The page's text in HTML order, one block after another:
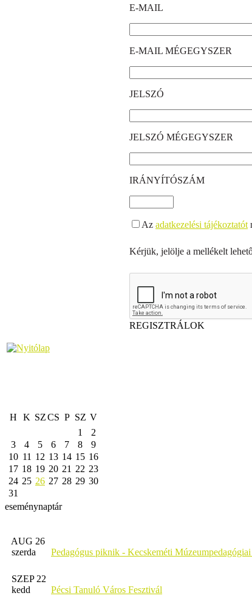
E-MAIL
E-MAIL MÉGEGYSZER
JELSZÓ
JELSZÓ MÉGEGYSZER
IRÁNYÍTÓSZÁM
Az adatkezelési tájékoztatót
Kérjük, jelölje a mellékelt
REGISZTRÁLOK
H K SZCS P SZ V
1
2
3
4 5 6 7 8
9
10 11 12 13 14 15 16
17 18 19 20 21 22 23
24 25 26 27 28 29 30
31
eseménynaptár
AUG 26
szerda
Pedagógus piknik - Kecskeméti
SZEP 22
kedd
Pécsi Tanuló Város Fesztivál